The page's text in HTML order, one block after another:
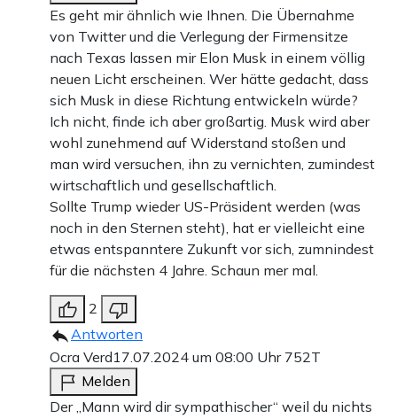
Es geht mir ähnlich wie Ihnen. Die Übernahme
von Twitter und die Verlegung der Firmensitze
nach Texas lassen mir Elon Musk in einem völlig
neuen Licht erscheinen. Wer hätte gedacht, dass
sich Musk in diese Richtung entwickeln würde?
Ich nicht, finde ich aber großartig. Musk wird aber
wohl zunehmend auf Widerstand stoßen und
man wird versuchen, ihn zu vernichten, zumindest
wirtschaftlich und gesellschaftlich.
Sollte Trump wieder US-Präsident werden (was
noch in den Sternen steht), hat er vielleicht eine
etwas entspanntere Zukunft vor sich, zumnindest
für die nächsten 4 Jahre. Schaun mer mal.
2
Antworten
Ocra Verd17.07.2024 um 08:00 Uhr 752T
Melden
Der „Mann wird dir sympathischer“ weil du nichts